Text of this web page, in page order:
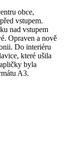
obce,
vstupem.
nad vstupem
Opraven a nově
Do interiéru
které ušila
byla
A3.